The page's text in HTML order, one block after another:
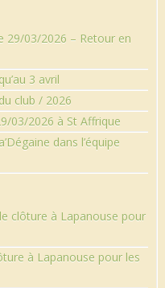
29/03/2026 – Retour en
3 avril
club / 2026
03/2026 à St Affrique
dans l’équipe
clôture à Lapanouse pour
à Lapanouse pour les